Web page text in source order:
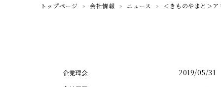
トップページ 会社情報 ニュース ＜きものやまと＞
企業理念 2019/05/31